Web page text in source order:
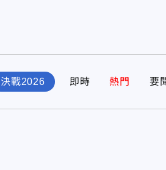
決戰2026 即時 熱門 要